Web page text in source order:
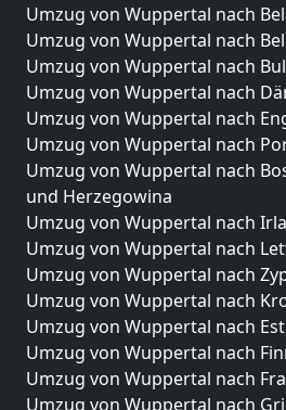
Umzug von Wuppertal nach
Umzug von Wuppertal nach
Umzug von Wuppertal nach
Umzug von Wuppertal nach
Umzug von Wuppertal nach
Umzug von Wuppertal nach
Umzug von Wuppertal nach
und Herzegowina
Umzug von Wuppertal nach
Umzug von Wuppertal nach
Umzug von Wuppertal nach
Umzug von Wuppertal nach
Umzug von Wuppertal nach
Umzug von Wuppertal nach
Umzug von Wuppertal nach
Umzug von Wuppertal nach